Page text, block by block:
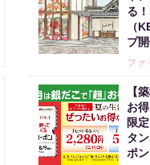
る
（
プ
ファ
【
お
限
タ
ポ